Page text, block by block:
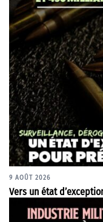
9 AOÛT 2026
Vers un état